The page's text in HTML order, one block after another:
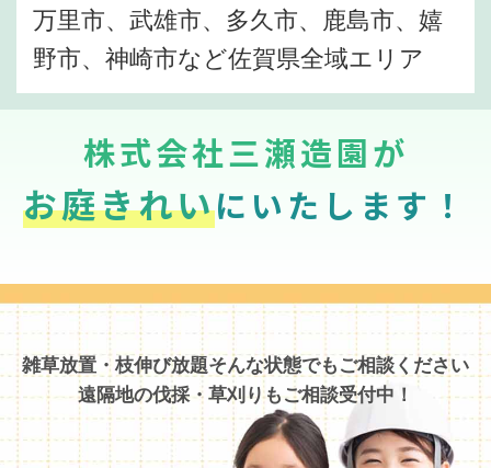
万里市、武雄市、多久市、鹿島市、嬉
野市、神崎市など佐賀県全域エリア
株式会社三瀬造園が
お庭きれいにいたします！
雑草放置・枝伸び放題そんな状態でもご相談ください
遠隔地の伐採・草刈りもご相談受付中！